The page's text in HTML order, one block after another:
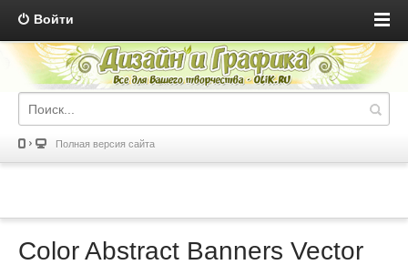
Войти
Полная версия сайта
Color Abstract Banners Vector